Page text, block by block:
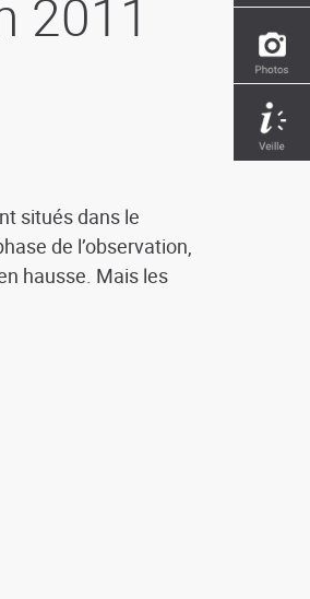
2011
situés dans le
de l’observation,
hausse. Mais les